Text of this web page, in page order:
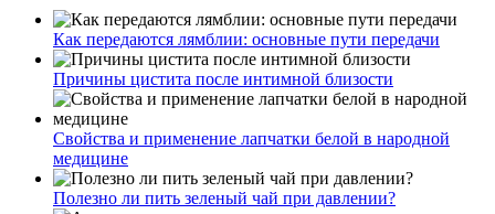
Как передаются лямблии: основные пути передачи
Причины цистита после интимной близости
Свойства и применение лапчатки белой в народной
медицине
Полезно ли пить зеленый чай при давлении?